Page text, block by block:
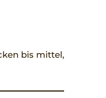
bis mittel,